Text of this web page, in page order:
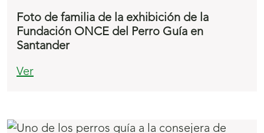
Foto de familia de la exhibición de la
Fundación ONCE del Perro Guía en
Santander
Ver